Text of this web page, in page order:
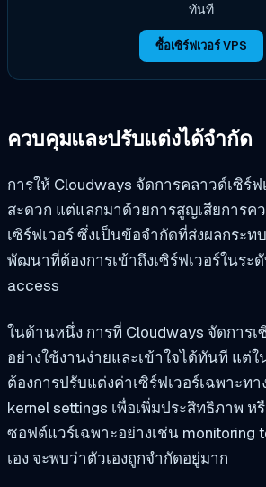
ทันที
ซื้อเซิร์ฟเวอร์ VPS
ควบคุมและปรับแต่งได้จำกัด
การให้ Cloudways จัดการคลาวด์เซิ
สะดวก แต่แลกมาด้วยการสูญเสียการค
เซิร์ฟเวอร์ ซึ่งเป็นข้อจำกัดที่ส่งผลกระท
พัฒนาที่ต้องการเข้าถึงเซิร์ฟเวอร์ในระ
access
ในด้านหนึ่ง การที่ Cloudways จัดการเ
อย่างใช้งานง่ายและเข้าใจได้ทันที แต่
ต้องการปรับแต่งค่าเซิร์ฟเวอร์เฉพาะทา
kernel settings เพื่อเพิ่มประสิทธิภาพ ห
ซอฟต์แวร์เฉพาะอย่างเช่น monitoring
เอง จะพบว่าตัวเองถูกจำกัดอยู่มาก